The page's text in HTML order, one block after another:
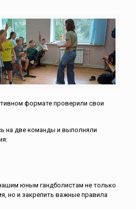
формате проверили свои
на две команды и выполняли
юным гандболистам не только
но и закрепить важные правила